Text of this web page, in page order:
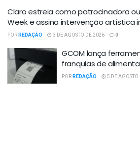
Claro estreia como patrocinadora
Week e assina intervenção artística
PORREDAÇÃO 3 DE AGOSTO DE 2026 0
GCOM lança
franquias de
PORREDAÇÃO 5 DE